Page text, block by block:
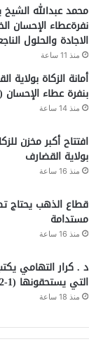
محمد عبدالله
نفرةعطاء الإحسان
الاجادة والحلول
منذ 11 ساعة
أمانة الزكاة بولاية
بنفرة عطاء الإحسان (٥)
منذ 14 ساعة
افتتاح أكبر مخزن
بولاية القضارف
منذ 16 ساعة
قطاع الذهب يحتاج
مستدامة
منذ 16 ساعة
د . كرار التهامي
التي يستحقونها (1-2)
منذ 18 ساعة